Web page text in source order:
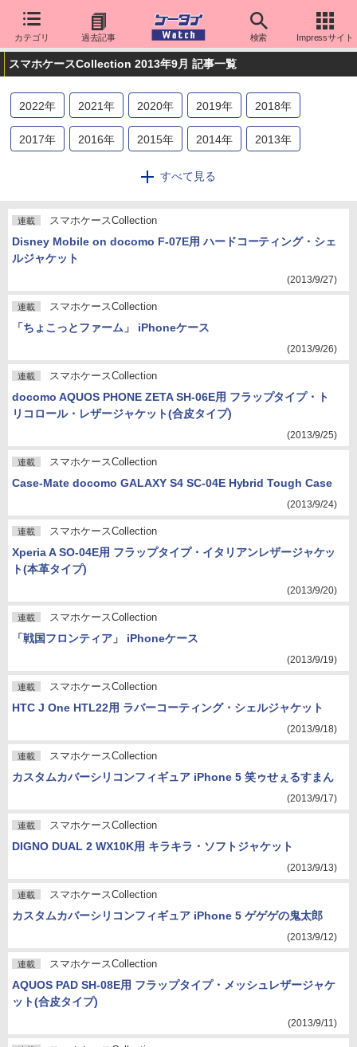
カテゴリ 過去記事 検索 Impressサイト
スマホケースCollection 2013年9月 記事一覧
2022年 2021年 2020年 2019年 2018年
2017年 2016年 2015年 2014年 2013年
すべて見る
連載 スマホケースCollection
Disney Mobile on docomo F-07E用 ハードコーティング・シェ
ルジャケット
(2013/9/27)
連載 スマホケースCollection
「ちょこっとファーム」 iPhoneケース
(2013/9/26)
連載 スマホケースCollection
docomo AQUOS PHONE ZETA SH-06E用 フラップタイプ・ト
リコロール・レザージャケット(合皮タイプ)
(2013/9/25)
連載 スマホケースCollection
Case-Mate docomo GALAXY S4 SC-04E Hybrid Tough Case
(2013/9/24)
連載 スマホケースCollection
Xperia A SO-04E用 フラップタイプ・イタリアンレザージャケッ
ト(本革タイプ)
(2013/9/20)
連載 スマホケースCollection
「戦国フロンティア」 iPhoneケース
(2013/9/19)
連載 スマホケースCollection
HTC J One HTL22用 ラバーコーティング・シェルジャケット
(2013/9/18)
連載 スマホケースCollection
カスタムカバーシリコンフィギュア iPhone 5 笑ゥせぇるすまん
(2013/9/17)
連載 スマホケースCollection
DIGNO DUAL 2 WX10K用 キラキラ・ソフトジャケット
(2013/9/13)
連載 スマホケースCollection
カスタムカバーシリコンフィギュア iPhone 5 ゲゲゲの鬼太郎
(2013/9/12)
連載 スマホケースCollection
AQUOS PAD SH-08E用 フラップタイプ・メッシュレザージャケ
ット(合皮タイプ)
(2013/9/11)